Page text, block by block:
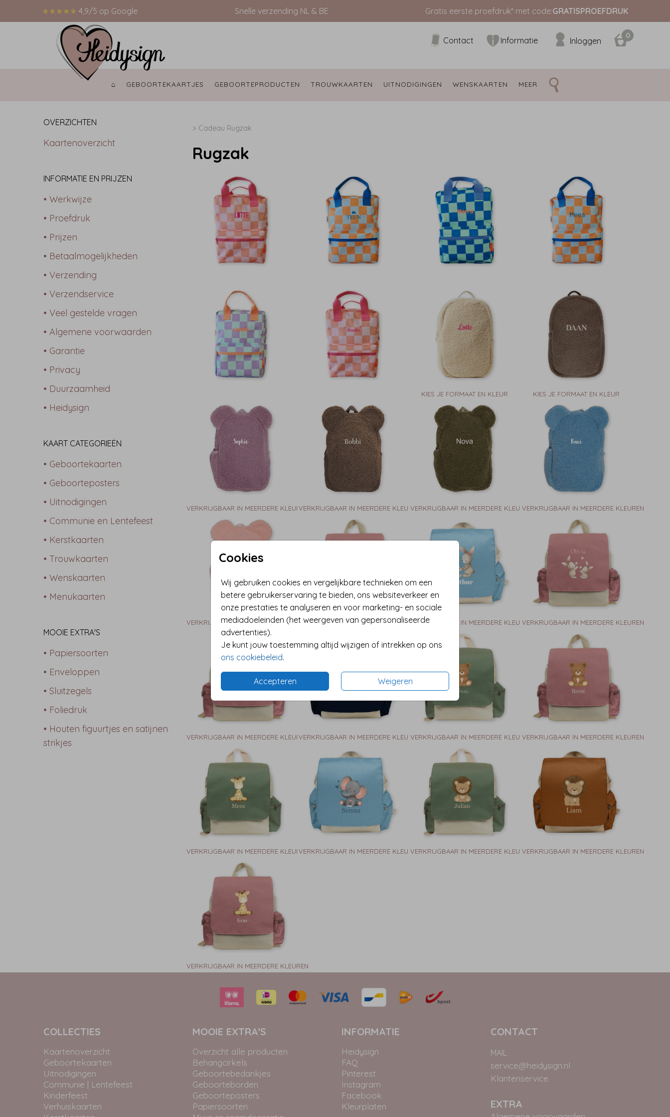
★★★★★ 4,9/5 op Google Snelle verzending NL & BE Gratis eerste proefdruk* met code:GRATISPROEFDRUK
Contact Informatie Inloggen
0
⌂ GEBOORTEKAARTJES GEBOORTEPRODUCTEN TROUWKAARTEN UITNODIGINGEN WENSKAARTEN MEER
Cookies
Wij gebruiken cookies en vergelijkbare technieken om een
betere gebruikerservaring te bieden, ons websiteverkeer en
onze prestaties te analyseren en voor marketing- en sociale
mediadoeleinden (het weergeven van gepersonaliseerde
advertenties).
Je kunt jouw toestemming altijd wijzigen of intrekken op ons
ons cookiebeleid.
Accepteren Weigeren
OVERZICHTEN
Kaartenoverzicht
INFORMATIE EN PRIJZEN
• Werkwijze
• Proefdruk
• Prijzen
• Betaalmogelijkheden
• Verzending
• Verzendservice
• Veel gestelde vragen
• Algemene voorwaarden
• Garantie
• Privacy
• Duurzaamheid
• Heidysign
KAART CATEGORIEËN
• Geboortekaarten
• Geboorteposters
• Uitnodigingen
• Communie en Lentefeest
• Kerstkaarten
• Trouwkaarten
• Wenskaarten
• Menukaarten
MOOIE EXTRA'S
• Papiersoorten
• Enveloppen
• Sluitzegels
• Foliedruk
• Houten figuurtjes en satijnen
strikjes
> Cadeau Rugzak
Rugzak
KIES JE FORMAAT EN KLEUR KIES JE FORMAAT EN KLEUR
VERKRIJGBAAR IN MEERDERE KLEURENVERKRIJGBAAR IN MEERDERE KLEURENVERKRIJGBAAR IN MEERDERE KLEURENVERKRIJGBAAR IN MEERDERE KLEUREN
VERKRIJGBAAR IN MEERDERE KLEURENVERKRIJGBAAR IN MEERDERE KLEURENVERKRIJGBAAR IN MEERDERE KLEURENVERKRIJGBAAR IN MEERDERE KLEUREN
VERKRIJGBAAR IN MEERDERE KLEURENVERKRIJGBAAR IN MEERDERE KLEURENVERKRIJGBAAR IN MEERDERE KLEURENVERKRIJGBAAR IN MEERDERE KLEUREN
VERKRIJGBAAR IN MEERDERE KLEURENVERKRIJGBAAR IN MEERDERE KLEURENVERKRIJGBAAR IN MEERDERE KLEURENVERKRIJGBAAR IN MEERDERE KLEUREN
VERKRIJGBAAR IN MEERDERE KLEUREN
COLLECTIES
Kaartenoverzicht
Geboortekaarten
Uitnodigingen
Communie | Lentefeest
Kinderfeest
Verhuiskaarten
MOOIE EXTRA'S
Overzicht alle producten
Behangcirkels
Geboortebedankjes
Geboorteborden
Geboorteposters
Papiersoorten
INFORMATIE
Heidysign
FAQ
Pinterest
Instagram
Facebook
Kleurplaten
CONTACT
MAIL
service@heidysign.nl
Klantenservice
EXTRA